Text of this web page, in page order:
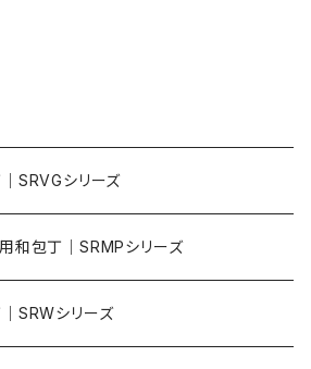
SRVGシリーズ
和包丁｜SRMPシリーズ
SRWシリーズ